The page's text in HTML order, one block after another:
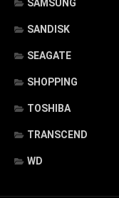
SAMSUNG
SANDISK
SEAGATE
SHOPPING
TOSHIBA
TRANSCEND
WD